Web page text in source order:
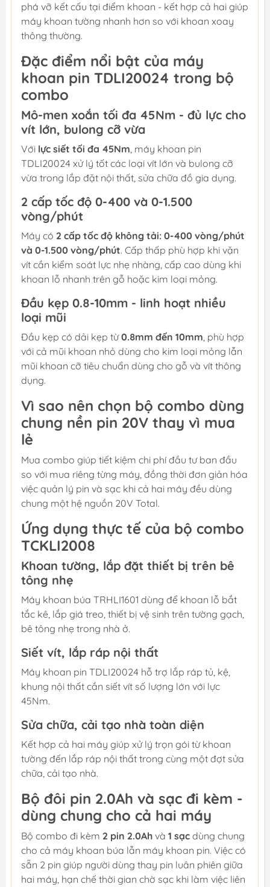
phá vỡ kết cấu tại điểm khoan - kết hợp cả hai giúp
máy khoan tường nhanh hơn so với khoan xoay
thông thường.
Đặc điểm nổi bật của máy
khoan pin TDLI20024 trong bộ
combo
Mô-men xoắn tối đa 45Nm - đủ lực cho
vít lớn, bulong cỡ vừa
Với lực siết tối đa 45Nm, máy khoan pin
TDLI20024 xử lý tốt các loại vít lớn và bulong cỡ
vừa trong lắp đặt nội thất, sửa chữa đồ gia dụng.
2 cấp tốc độ 0-400 và 0-1.500
vòng/phút
Máy có 2 cấp tốc độ không tải: 0-400 vòng/phút
và 0-1.500 vòng/phút. Cấp thấp phù hợp khi vặn
vít cần kiểm soát lực nhẹ nhàng, cấp cao dùng khi
khoan lỗ nhanh trên gỗ hoặc kim loại mỏng.
Đầu kẹp 0.8-10mm - linh hoạt nhiều
loại mũi
Đầu kẹp có dải kẹp từ0.8mm đến 10mm, phù hợp
với cả mũi khoan nhỏ dùng cho kim loại mỏng lẫn
mũi khoan cỡ tiêu chuẩn dùng cho gỗ và vít thông
dụng.
Vì sao nên chọn bộ combo dùng
chung nền pin 20V thay vì mua
lẻ
Mua combo giúp tiết kiệm chi phí đầu tư ban đầu
so với mua riêng từng máy, đồng thời đơn giản hóa
việc quản lý pin và sạc khi cả hai máy đều dùng
chung một hệ nguồn 20V Total.
Ứng dụng thực tế của bộ combo
TCKLI2008
Khoan tường, lắp đặt thiết bị trên bê
tông nhẹ
Máy khoan búa TRHLI1601 dùng để khoan lỗ bắt
tắc kê, lắp giá treo, thiết bị vệ sinh trên tường gạch,
bê tông nhẹ trong nhà ở.
Siết vít, lắp ráp nội thất
Máy khoan pin TDLI20024 hỗ trợ lắp ráp tủ, kệ,
khung nội thất cần siết vít số lượng lớn với lực
45Nm.
Sửa chữa, cải tạo nhà toàn diện
Kết hợp cả hai máy giúp xử lý trọn gói từ khoan
tường đến lắp ráp nội thất trong cùng một đợt sửa
chữa, cải tạo nhà.
Bộ đôi pin 2.0Ah và sạc đi kèm -
dùng chung cho cả hai máy
Bộ combo đi kèm 2 pin 2.0Ah và 1 sạc dùng chung
cho cả máy khoan búa lẫn máy khoan pin. Việc có
sẵn 2 pin giúp người dùng thay pin luân phiên giữa
hai máy, hạn chế thời gian chờ sạc khi làm việc liên